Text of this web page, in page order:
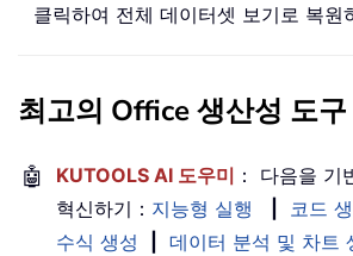
클릭하여 전체 데이터셋 보기로 복원
최고의 Office 생산성 도구
🤖 KUTOOLS AI 도우미 ： 다음을 기
혁신하기： 지능형 실행 코드
수식 생성
데이터 분석 및 차트